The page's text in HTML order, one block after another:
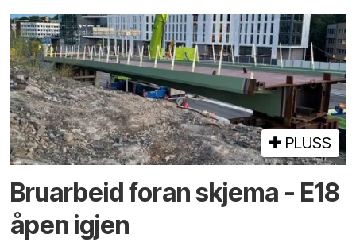
PLUSS
Bruarbeid foran skjema - E18
åpen igjen